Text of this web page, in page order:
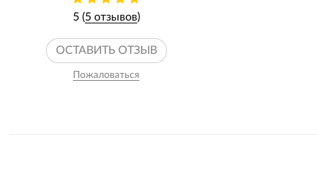
5 (5 отзывов)
ОСТАВИТЬ ОТЗЫВ
Пожаловаться